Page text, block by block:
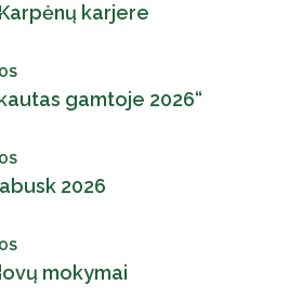
karjere
gamtoje 2026“
2026
mokymai